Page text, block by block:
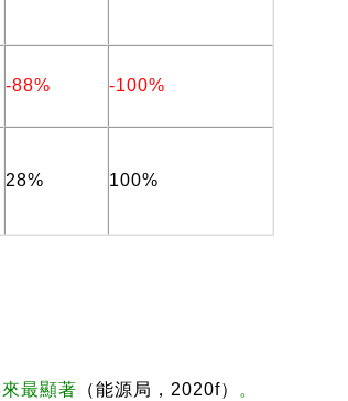
-88% -100%
28% 100%
最顯著 （能源局，2020f）
。